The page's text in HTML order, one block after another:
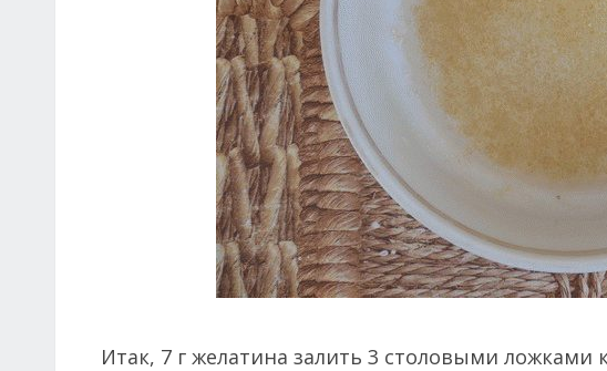
Итак, 7 г желатина залить 3 столовыми ложками